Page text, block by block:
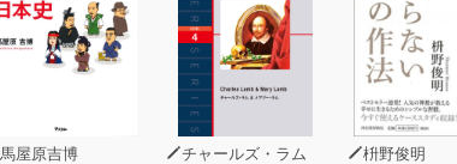
馬屋原吉博 チャールズ・ラム 枡野俊明